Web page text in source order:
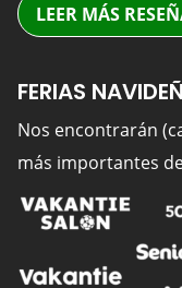
LEER MÁS
FERIAS
Nos encontrarán
más importantes